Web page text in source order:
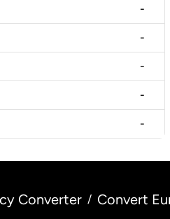
-
-
-
-
-
Converter / Convert